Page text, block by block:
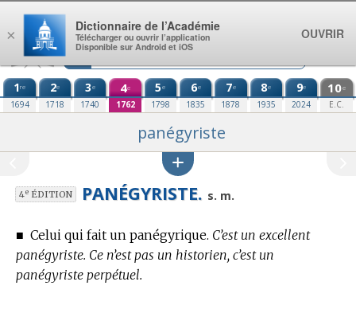
Aller au contenu
1re
1694
2e
1718
3e
1740
4e
1762
5e
1798
6e
1835
7e
1878
8e
1935
9e
2024
10e
E.C.
panégyriste
4eÉDITION PANÉGYRISTE. s. m.
■ Celui qui fait un panégyrique. C’est un excellent
panégyriste. Ce n’est pas un historien, c’est un
panégyriste perpétuel.
×
Dictionnaire de l’Académie
Télécharger ou ouvrir l’application
Disponible sur Android et iOS
OUVRIR